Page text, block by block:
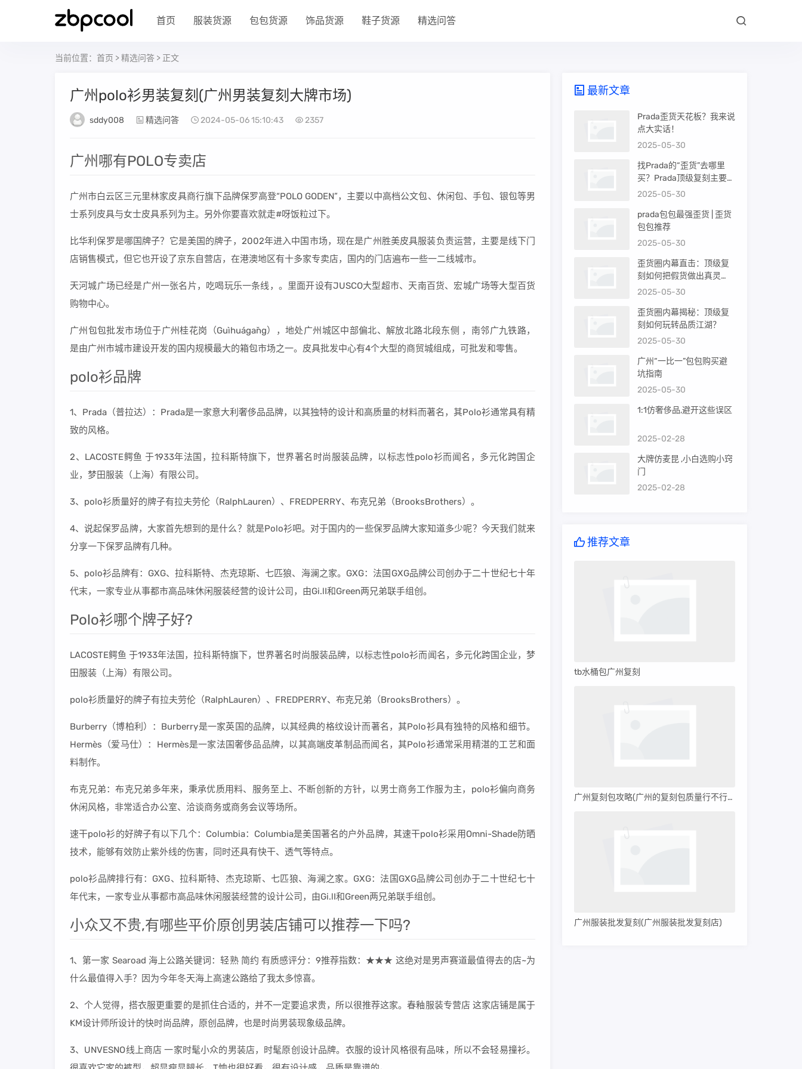
首页 服装货源 包包货源 饰品货源 鞋子货源 精选问答
当前位置： 首页 >精选问答 > 正文
广州polo衫男装复刻(广州男装复刻大牌市场)
sddy008 精选问答 2024-05-06 15:10:43 2357
广州哪有POLO专卖店
广州市白云区三元里林家皮具商行旗下品牌保罗高登“POLO GODEN”，主要以中高档公文包、休闲包、手包、银包等男
士系列皮具与女士皮具系列为主。另外你要喜欢就走#呀饭粒过下。
比华利保罗是哪国牌子？它是美国的牌子，2002年进入中国市场，现在是广州胜美皮具服装负责运营，主要是线下门
店销售模式，但它也开设了京东自营店，在港澳地区有十多家专卖店，国内的门店遍布一些一二线城市。
天河城广场已经是广州一张名片，吃喝玩乐一条线，。里面开设有JUSCO大型超市、天南百货、宏城广场等大型百货
购物中心。
广州包包批发市场位于广州桂花岗（Guìhuágǎng），地处广州城区中部偏北、解放北路北段东侧 ，南邻广九铁路，
是由广州市城市建设开发的国内规模最大的箱包市场之一。皮具批发中心有4个大型的商贸城组成，可批发和零售。
polo衫品牌
1、Prada（普拉达）：Prada是一家意大利奢侈品品牌，以其独特的设计和高质量的材料而著名，其Polo衫通常具有精
致的风格。
2、LACOSTE鳄鱼 于1933年法国，拉科斯特旗下，世界著名时尚服装品牌，以标志性polo衫而闻名，多元化跨国企
业，梦田服装（上海）有限公司。
3、polo衫质量好的牌子有拉夫劳伦（RalphLauren）、FREDPERRY、布克兄弟（BrooksBrothers）。
4、说起保罗品牌，大家首先想到的是什么？就是Polo衫吧。对于国内的一些保罗品牌大家知道多少呢？今天我们就来
分享一下保罗品牌有几种。
5、polo衫品牌有：GXG、拉科斯特、杰克琼斯、七匹狼、海澜之家。GXG：法国GXG品牌公司创办于二十世纪七十年
代末，一家专业从事都市高品味休闲服装经营的设计公司，由Gi.lI和Green两兄弟联手组创。
Polo衫哪个牌子好?
LACOSTE鳄鱼 于1933年法国，拉科斯特旗下，世界著名时尚服装品牌，以标志性polo衫而闻名，多元化跨国企业，梦
田服装（上海）有限公司。
polo衫质量好的牌子有拉夫劳伦（RalphLauren）、FREDPERRY、布克兄弟（BrooksBrothers）。
Burberry（博柏利）：Burberry是一家英国的品牌，以其经典的格纹设计而著名，其Polo衫具有独特的风格和细节。
Hermès（爱马仕）：Hermès是一家法国奢侈品品牌，以其高端皮革制品而闻名，其Polo衫通常采用精湛的工艺和面
料制作。
布克兄弟：布克兄弟多年来，秉承优质用料、服务至上、不断创新的方针，以男士商务工作服为主，polo衫偏向商务
休闲风格，非常适合办公室、洽谈商务或商务会议等场所。
速干polo衫的好牌子有以下几个：Columbia：Columbia是美国著名的户外品牌，其速干polo衫采用Omni-Shade防晒
技术，能够有效防止紫外线的伤害，同时还具有快干、透气等特点。
polo衫品牌排行有：GXG、拉科斯特、杰克琼斯、七匹狼、海澜之家。GXG：法国GXG品牌公司创办于二十世纪七十
年代末，一家专业从事都市高品味休闲服装经营的设计公司，由Gi.lI和Green两兄弟联手组创。
小众又不贵,有哪些平价原创男装店铺可以推荐一下吗?
1、第一家 Searoad 海上公路关键词：轻熟 简约 有质感评分：9推荐指数：★★★ 这绝对是男声赛道最值得去的店~为
什么最值得入手？因为今年冬天海上高速公路给了我太多惊喜。
2、个人觉得，搭衣服更重要的是抓住合适的，并不一定要追求贵，所以很推荐这家。春釉服装专营店 这家店铺是属于
KM设计师所设计的快时尚品牌，原创品牌，也是时尚男装现象级品牌。
3、UNVESNO线上商店 一家时髦小众的男装店，时髦原创设计品牌。衣服的设计风格很有品味，所以不会轻易撞衫。
最新文章
Prada歪货天花板？我来说
点大实话！
2025-05-30
找Prada的“歪货”去哪里
买？Prada顶级复刻主要渠
道盘点
2025-05-30
prada包包最强歪货 | 歪货
包包推荐
2025-05-30
歪货圈内幕直击：顶级复
刻如何把假货做出真灵
魂？
2025-05-30
歪货圈内幕揭秘：顶级复
刻如何玩转品质江湖？
2025-05-30
广州“一比一”包包购买避
坑指南
2025-05-30
1:1仿奢侈品,避开这些误区
2025-02-28
大牌仿麦昆 ,小白选购小窍
门
2025-02-28
推荐文章
tb水桶包广州复刻
广州复刻包攻略(广州的复刻包质量行不行呀)
广州服装批发复刻(广州服装批发复刻店)